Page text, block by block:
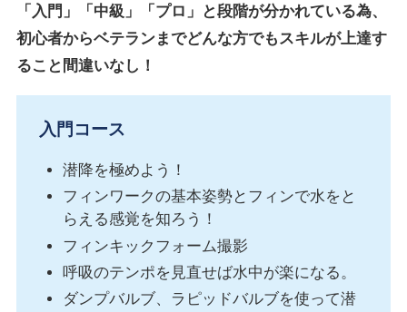
「入門」「中級」「プロ」と段階が分かれている為、
初心者からベテランまでどんな方でもスキルが上達す
ること間違いなし！
入門コース
潜降を極めよう！
フィンワークの基本姿勢とフィンで水をと
らえる感覚を知ろう！
フィンキックフォーム撮影
呼吸のテンポを見直せば水中が楽になる。
ダンプバルブ、ラピッドバルブを使って潜